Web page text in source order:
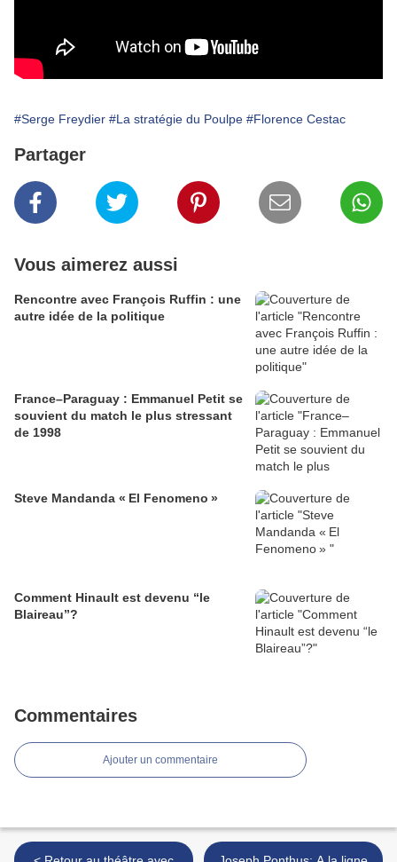
#Serge Freydier #La stratégie du Poulpe #Florence Cestac
Partager
Vous aimerez aussi
Rencontre avec François Ruffin : une
autre idée de la politique
France–Paraguay : Emmanuel Petit se
souvient du match le plus stressant
de 1998
Steve Mandanda « El Fenomeno »
Comment Hinault est devenu “le
Blaireau”?
Commentaires
Ajouter un commentaire